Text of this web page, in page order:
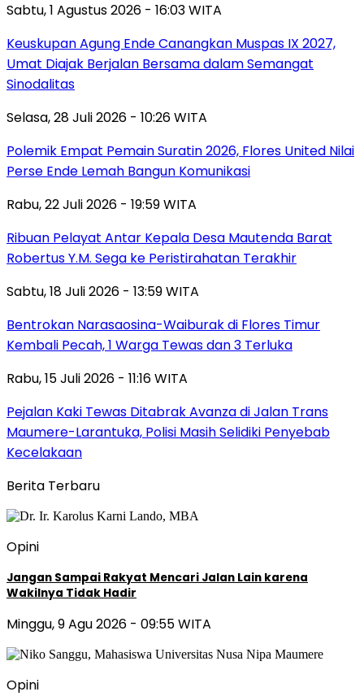
Sabtu, 1 Agustus 2026 - 16:03 WITA
Keuskupan Agung Ende Canangkan Muspas IX 2027,
Umat Diajak Berjalan Bersama dalam Semangat
Sinodalitas
Selasa, 28 Juli 2026 - 10:26 WITA
Polemik Empat Pemain Suratin 2026, Flores United Nilai
Perse Ende Lemah Bangun Komunikasi
Rabu, 22 Juli 2026 - 19:59 WITA
Ribuan Pelayat Antar Kepala Desa Mautenda Barat
Robertus Y.M. Sega ke Peristirahatan Terakhir
Sabtu, 18 Juli 2026 - 13:59 WITA
Bentrokan Narasaosina-Waiburak di Flores Timur
Kembali Pecah, 1 Warga Tewas dan 3 Terluka
Rabu, 15 Juli 2026 - 11:16 WITA
Pejalan Kaki Tewas Ditabrak Avanza di Jalan Trans
Maumere-Larantuka, Polisi Masih Selidiki Penyebab
Kecelakaan
Berita Terbaru
Opini
Jangan Sampai Rakyat Mencari Jalan Lain karena
Wakilnya Tidak Hadir
Minggu, 9 Agu 2026 - 09:55 WITA
Opini